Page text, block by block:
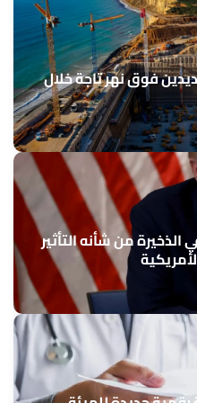
فوق نهر تاجة خلال
من شأنه التأثير